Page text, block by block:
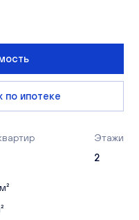
по ипотеке
Этажи
2